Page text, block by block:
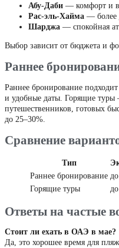
Абу-Даби — комфорт и
Рас-эль-Хайма — более
Шарджа — спокойная
Выбор зависит от бюджета и
Раннее
Раннее бронирование
и удобные даты. Горящие туры
путешественников, готовых
до 25–30%.
Сравнение
Тип
Раннее бронирование
Горящие туры
Ответы на частые
Стоит ли ехать в ОАЭ в мае?
Да, это хорошее время для